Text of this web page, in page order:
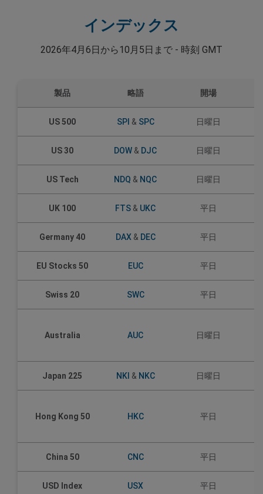
インデックス
2026年4月6日から10月5日まで - 時刻 GMT
製品 略語 開場
US 500 SPI & SPC 日曜日
US 30 DOW & DJC 日曜日
US Tech NDQ & NQC 日曜日
UK 100 FTS & UKC 平日
Germany 40 DAX& DEC 平日
EU Stocks 50 EUC 平日
Swiss 20 SWC 平日
Australia AUC 日曜日
Japan 225 NKI & NKC 日曜日
Hong Kong 50 HKC 平日
China 50 CNC 平日
USD Index USX 平日